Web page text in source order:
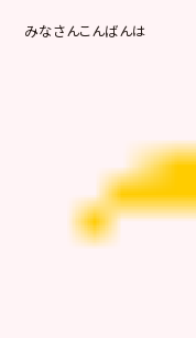
みなさんこんばんは